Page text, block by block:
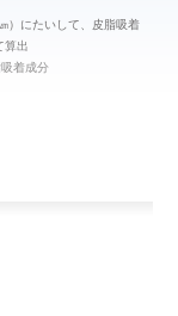
）にたいして、皮脂吸着
算出
着成分